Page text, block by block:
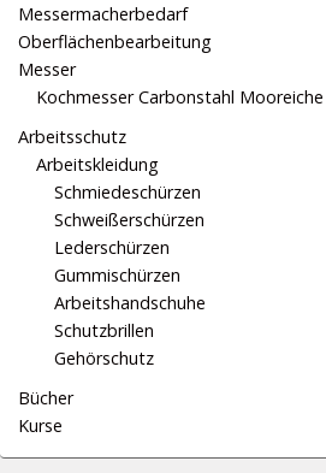
Messermacherbedarf
Oberflächenbearbeitung
Messer
Kochmesser Carbonstahl Mooreiche
Arbeitsschutz
Arbeitskleidung
Schmiedeschürzen
Schweißerschürzen
Lederschürzen
Gummischürzen
Arbeitshandschuhe
Schutzbrillen
Gehörschutz
Bücher
Kurse